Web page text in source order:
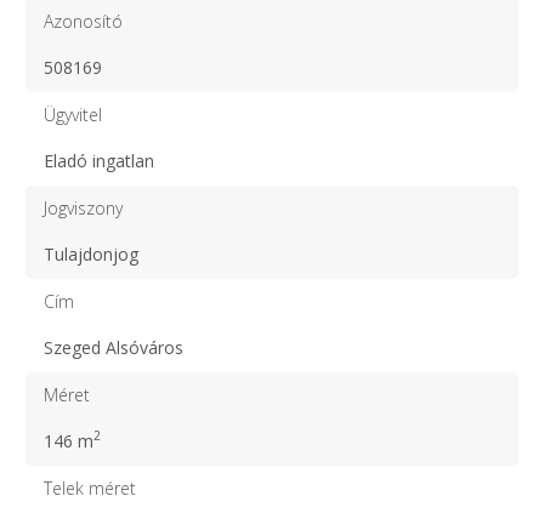
Azonosító
508169
Ügyvitel
Eladó ingatlan
Jogviszony
Tulajdonjog
Cím
Szeged Alsóváros
Méret
146 m2
Telek méret